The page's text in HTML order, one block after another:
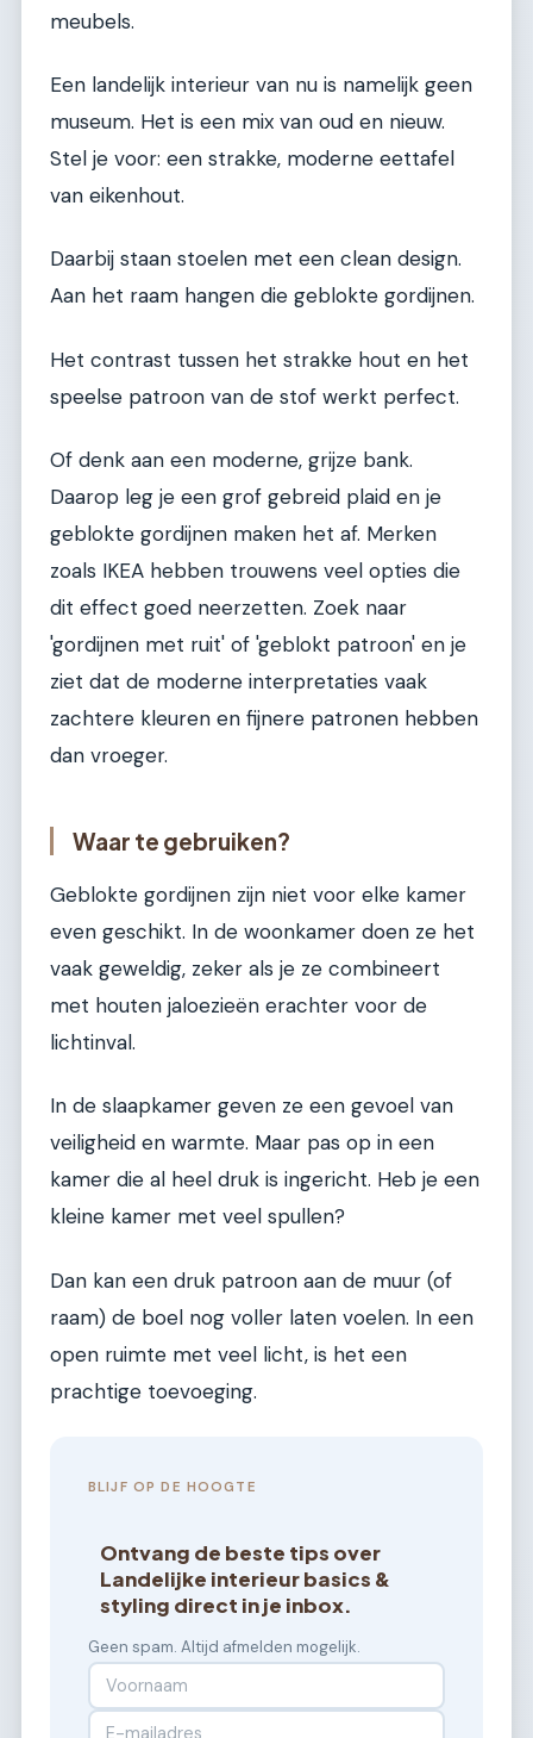
meubels.
Een landelijk interieur van nu is namelijk geen
museum. Het is een mix van oud en nieuw.
Stel je voor: een strakke, moderne eettafel
van eikenhout.
Daarbij staan stoelen met een clean design.
Aan het raam hangen die geblokte gordijnen.
Het contrast tussen het strakke hout en het
speelse patroon van de stof werkt perfect.
Of denk aan een moderne, grijze bank.
Daarop leg je een grof gebreid plaid en je
geblokte gordijnen maken het af. Merken
zoals IKEA hebben trouwens veel opties die
dit effect goed neerzetten. Zoek naar
'gordijnen met ruit' of 'geblokt patroon' en je
ziet dat de moderne interpretaties vaak
zachtere kleuren en fijnere patronen hebben
dan vroeger.
Waar te gebruiken?
Geblokte gordijnen zijn niet voor elke kamer
even geschikt. In de woonkamer doen ze het
vaak geweldig, zeker als je ze combineert
met houten jaloezieën erachter voor de
lichtinval.
In de slaapkamer geven ze een gevoel van
veiligheid en warmte. Maar pas op in een
kamer die al heel druk is ingericht. Heb je een
kleine kamer met veel spullen?
Dan kan een druk patroon aan de muur (of
raam) de boel nog voller laten voelen. In een
open ruimte met veel licht, is het een
prachtige toevoeging.
BLIJF OP DE HOOGTE
Ontvang de beste tips over
Landelijke interieur basics &
styling direct in je inbox.
Geen spam. Altijd afmelden mogelijk.